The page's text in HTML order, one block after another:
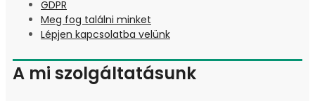
GDPR
Meg fog találni minket
Lépjen kapcsolatba velünk
A mi szolgáltatásunk